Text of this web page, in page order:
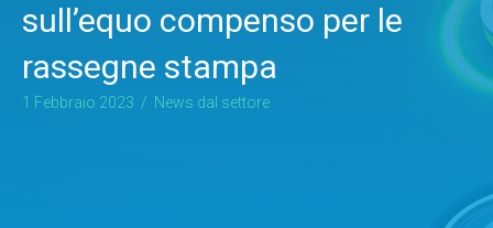
sull’equo compenso per le
rassegne stampa
1 Febbraio 2023 / News dal settore